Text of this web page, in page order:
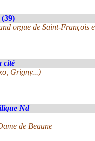
(39)
orgue de Saint-François
cité
Grigny...)
Nd
de Beaune